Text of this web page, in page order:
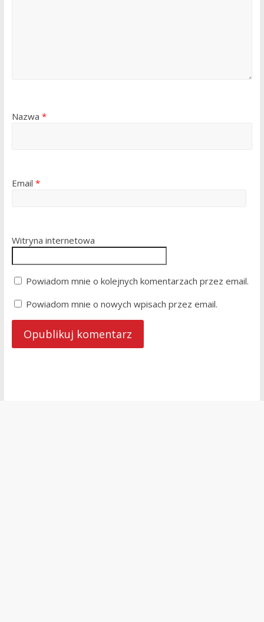
Nazwa *
Email *
Witryna internetowa
Powiadom mnie o kolejnych komentarzach przez email.
Powiadom mnie o nowych wpisach przez email.